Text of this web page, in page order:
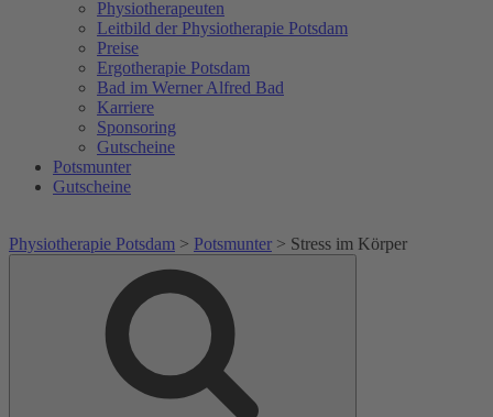
Physiotherapeuten
Leitbild der Physiotherapie Potsdam
Preise
Ergotherapie Potsdam
Bad im Werner Alfred Bad
Karriere
Sponsoring
Gutscheine
Potsmunter
Gutscheine
Physiotherapie Potsdam > Potsmunter > Stress im Körper